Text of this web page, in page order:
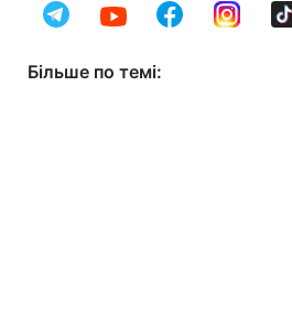
Більше по темі: